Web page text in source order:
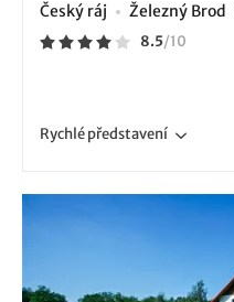
Český ráj Železný Brod
8.5/10
Rychlépředstavení